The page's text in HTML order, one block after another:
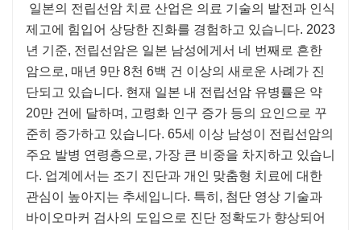
일본의 전립선암 치료 산업은 의료 기술의 발전과 인식
제고에 힘입어 상당한 진화를 경험하고 있습니다. 2023
년 기준, 전립선암은 일본 남성에게서 네 번째로 흔한
암으로, 매년 9만 8천 6백 건 이상의 새로운 사례가 진
단되고 있습니다. 현재 일본 내 전립선암 유병률은 약
20만 건에 달하며, 고령화 인구 증가 등의 요인으로 꾸
준히 증가하고 있습니다. 65세 이상 남성이 전립선암의
주요 발병 연령층으로, 가장 큰 비중을 차지하고 있습니
다. 업계에서는 조기 진단과 개인 맞춤형 치료에 대한
관심이 높아지는 추세입니다. 특히, 첨단 영상 기술과
바이오마커 검사의 도입으로 진단 정확도가 향상되어